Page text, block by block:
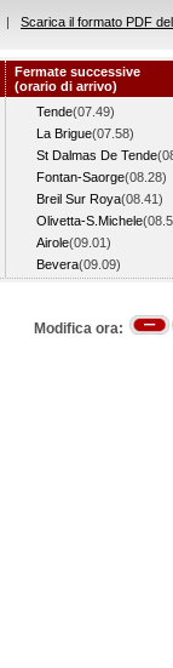
| Scarica il formato PDF
Fermate successive
(orario di arrivo)
Tende(07.49)
La Brigue(07.58)
St Dalmas De Tende
Fontan-Saorge(08.28)
Breil Sur Roya(08.41)
Olivetta-S.Michele
Airole(09.01)
Bevera(09.09)
Modifica ora: